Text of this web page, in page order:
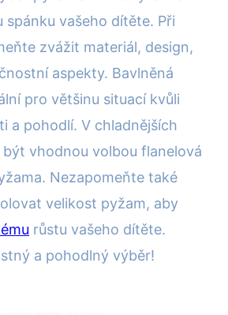
spánku vašeho dítěte. Při
zvážit materiál, design,
aspekty. Bavlněná
pro většinu situací kvůli
a pohodlí. V chladnějších
vhodnou volbou flanelová
Nezapomeňte také
velikost pyžam, aby
růstu vašeho dítěte.
a pohodlný výběr!